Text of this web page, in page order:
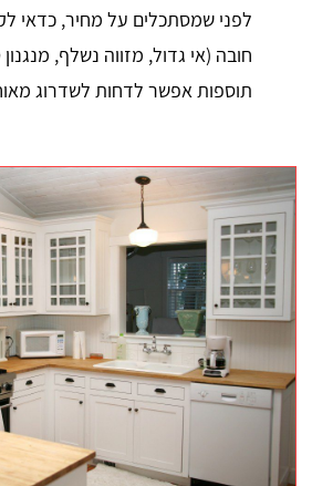
לפני שמסתכלים על מחיר, כדאי
חובה (אי גדול, מזווה נשלף,
תוספות אפשר לדחות לשדרוג